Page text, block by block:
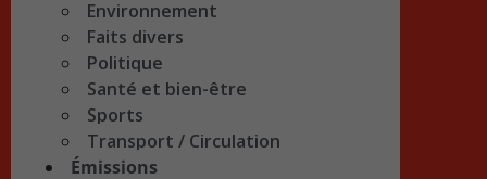
Environnement
Faits divers
Politique
Santé et bien-être
Sports
Transport / Circulation
Émissions